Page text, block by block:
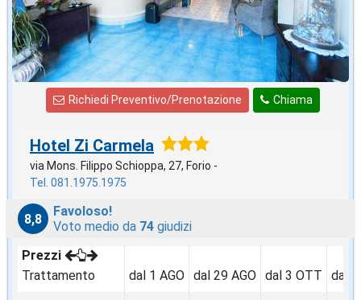
Chiama
Richiedi Preventivo/Prenotazione
Hotel Zi Carmela
via Mons. Filippo Schioppa, 27, Forio -
Tel. 081.1975.1975
8,8
Favoloso!
Voto medio da 74 giudizi
Prezzi
Trattamento
dal 1 AGO dal 29 AGO dal 3 OTT dal 8